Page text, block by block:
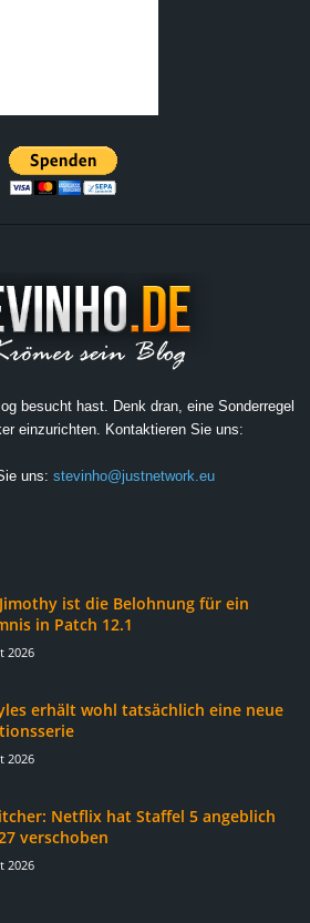
besucht hast. Denk dran, eine Sonderregel
einzurichten. Kontaktieren Sie uns:
uns: stevinho@justnetwork.eu
ist die Belohnung für ein
in Patch 12.1
2026
erhält wohl tatsächlich eine neue
2026
Netflix hat Staffel 5 angeblich
verschoben
2026